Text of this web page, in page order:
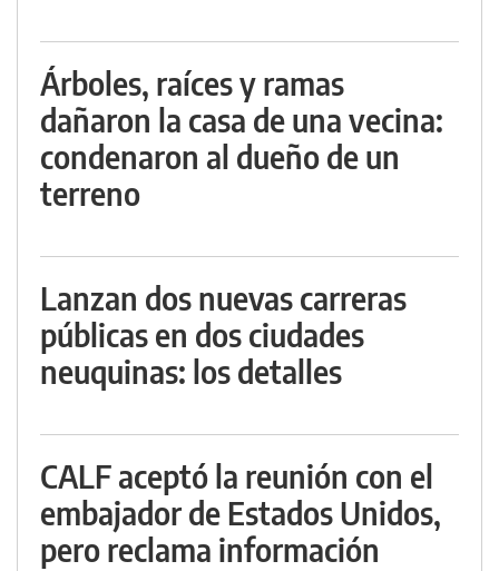
Árboles, raíces y ramas
dañaron la casa de una vecina:
condenaron al dueño de un
terreno
Lanzan dos nuevas carreras
públicas en dos ciudades
neuquinas: los detalles
CALF aceptó la reunión con el
embajador de Estados Unidos,
pero reclama información